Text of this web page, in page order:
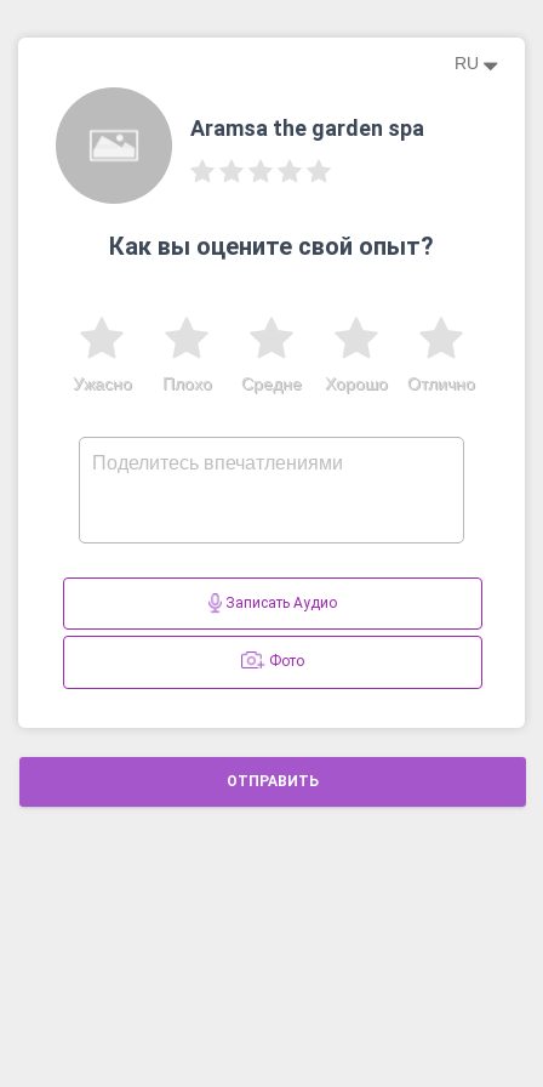
RU
Aramsa the garden spa
Как вы оцените свой опыт?
Отлично
Хорошо
Средне
Плохо
Ужасно
Записать Аудио
Фото
ОТПРАВИТЬ